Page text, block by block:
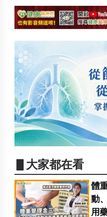
▋大家都在看
體
動
用